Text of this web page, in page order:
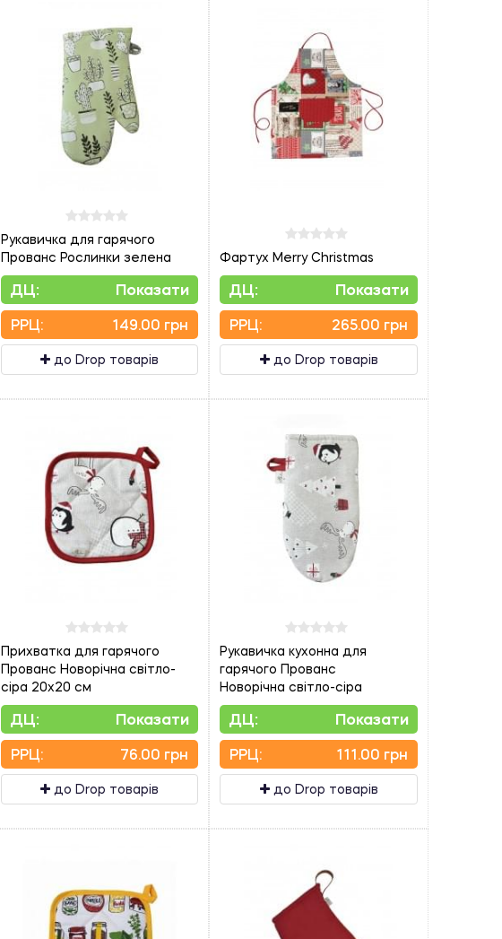
Рукавичка для гарячого
Прованс Рослинки зелена
ДЦ: Показати
PPЦ: 149.00 грн
до Drop товарів
Фартух Merry Christmas
ДЦ: Показати
PPЦ: 265.00 грн
до Drop товарів
Прихватка для гарячого
Прованс Новорічна світло-
сіра 20х20 см
ДЦ: Показати
PPЦ: 76.00 грн
до Drop товарів
Рукавичка кухонна для
гарячого Прованс
Новорічна світло-сіра
ДЦ: Показати
PPЦ: 111.00 грн
до Drop товарів